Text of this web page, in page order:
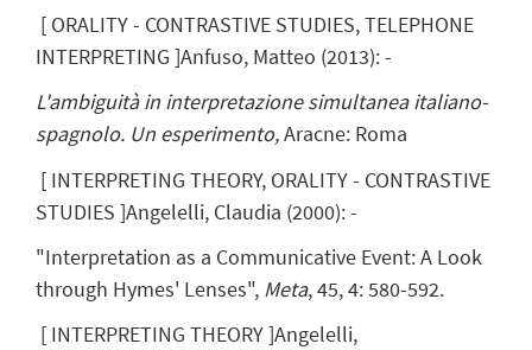
[ ORALITY - CONTRASTIVE STUDIES, TELEPHONE
INTERPRETING ]Anfuso, Matteo (2013):-
L'ambiguità in interpretazione simultanea italiano-
spagnolo. Un esperimento,Aracne: Roma
[ INTERPRETING THEORY, ORALITY - CONTRASTIVE
STUDIES ]Angelelli, Claudia (2000):-
"Interpretation as a Communicative Event: A Look
through Hymes' Lenses", Meta, 45, 4: 580-592.
[ INTERPRETING THEORY]Angelelli,